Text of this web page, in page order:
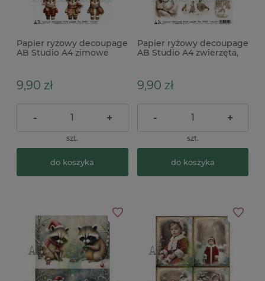
Papier ryżowy decoupage
AB Studio A4 zimowe
9,90 zł
- +
szt.
do koszyka
Papier ryżowy decoupage
AB Studio A4 zwierzęta,
9,90 zł
- +
szt.
do koszyka